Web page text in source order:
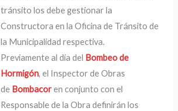
tránsito los debe gestionar la
Constructora en la Oficina de Tránsito de
la Municipalidad respectiva.
Previamente al día del Bombeo de
Hormigón, el Inspector de Obras
de Bombacoren conjunto con el
Responsable de la Obra definirán los